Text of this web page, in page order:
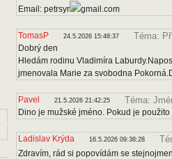
Email: petrsyr
gmail.com
TomasP 24.5.2026 15:48:37 Téma:
Dobrý den
Hledám rodinu Vladimíra
jmenovala Marie za svobodna
Pavel 21.5.2026 21:42:25 Téma:
Dino je mužské jméno. Pokud je
Ladislav Krýda 16.5.2026 09:38:28
Zdravím, rád si popovídám se